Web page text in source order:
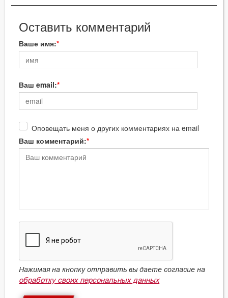
Оставить комментарий
Ваше имя:
Ваш email:
Оповещать меня о других комментариях на email
Ваш комментарий:
Нажимая на кнопку отправить вы даете согласие на
обработку своих персональных данных